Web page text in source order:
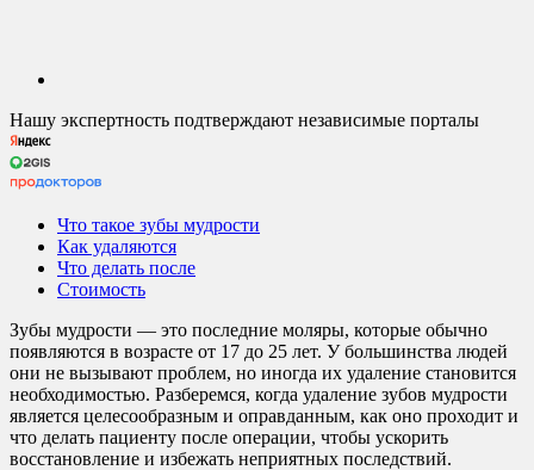
Нашу экспертность подтверждают независимые порталы
Что такое зубы мудрости
Как удаляются
Что делать после
Стоимость
Зубы мудрости — это последние моляры, которые обычно
появляются в возрасте от 17 до 25 лет. У большинства людей
они не вызывают проблем, но иногда их удаление становится
необходимостью. Разберемся, когда удаление зубов мудрости
является целесообразным и оправданным, как оно проходит и
что делать пациенту после операции, чтобы ускорить
восстановление и избежать неприятных последствий.